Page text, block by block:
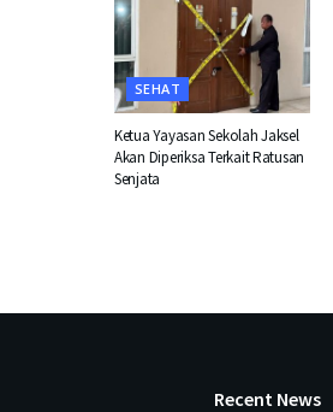
SEHAT
Ketua Yayasan Sekolah Jaksel
Akan Diperiksa Terkait Ratusan
Senjata
Recent News